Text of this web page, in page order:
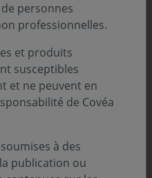
marchés :
personnes
professionnelles.
et produits
susceptibles
et ne peuvent en
de Covéa
à des
publication ou